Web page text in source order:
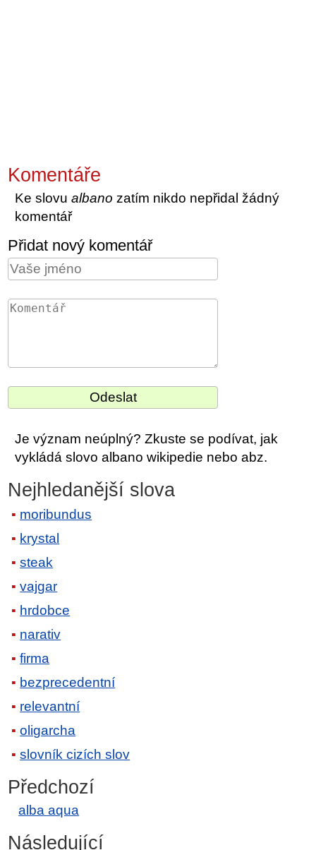
Komentáře
Ke slovualbano zatím nikdo nepřidal žádný
komentář
Přidat nový komentář
Je význam neúplný? Zkuste se podívat, jak
vykládá slovo albano wikipedie nebo abz.
Nejhledanější slova
moribundus
krystal
steak
vajgar
hrdobce
narativ
firma
bezprecedentní
relevantní
oligarcha
slovník cizích slov
Předchozí
alba aqua
Následující